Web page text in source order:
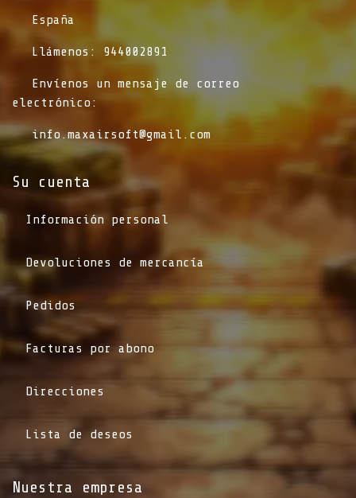
​España
​Llámenos: 944002891
​Envíenos un mensaje de correo
electrónico:
info.maxairsoft@gmail.com
Su cuenta
Información personal
Devoluciones de mercancía
Pedidos
Facturas por abono
Direcciones
Lista de deseos
Nuestra empresa